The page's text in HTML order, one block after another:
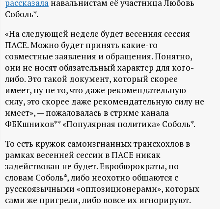
н
ф
о
р
м
а
ц
и
о
рассказала навальнистам её участница Любовь
Соболь*.
«На следующей неделе будет весенняя сессия
ПАСЕ. Можно будет принять какие-то
совместные заявления и обращения. Понятно,
они не носят обязательный характер для кого-
либо. Это такой документ, который скорее
имеет, ну не то, что даже рекомендательную
силу, это скорее даже рекомендательную силу не
имеет», — пожаловалась в стриме канала
ФБКшников** «Популярная политика» Соболь*.
То есть кружок самоизгнанных трансхохлов в
рамках весенней сессии в ПАСЕ никак
задействован не будет. Евробюрократы, по
словам Соболь*, либо неохотно общаются с
русскоязычными «оппозиционерами», которых
сами же пригрели, либо вовсе их игнорируют.